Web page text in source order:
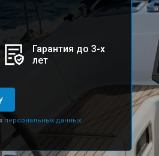
Гарантия до 3-х
лет
персональных данных.